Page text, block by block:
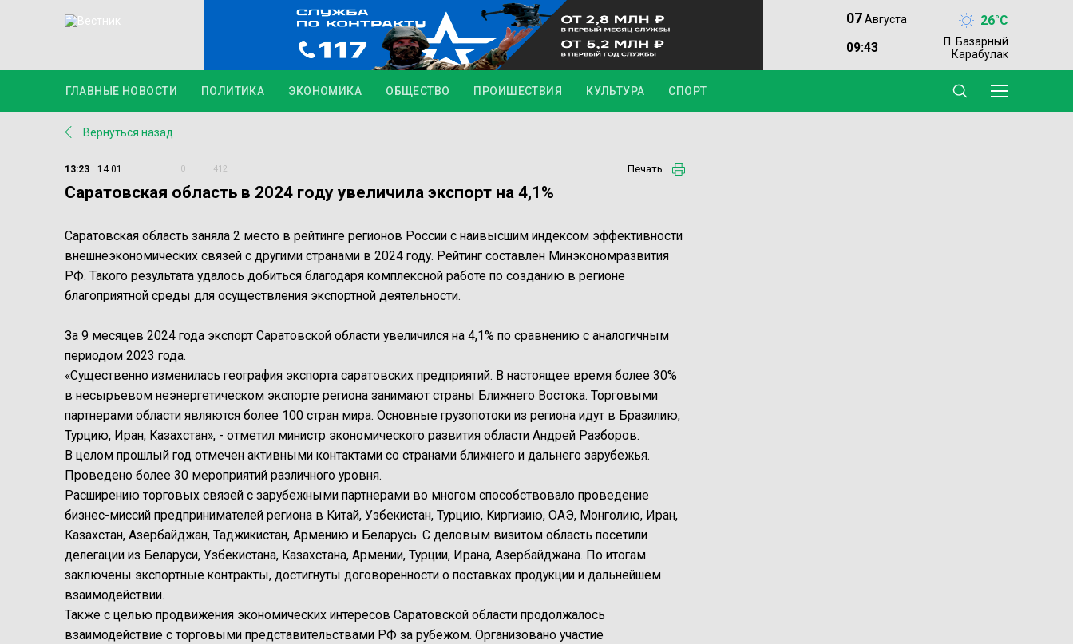
07Августа
26°C
09:43
П. Базарный
Карабулак
ГЛАВНЫЕ НОВОСТИ ПОЛИТИКА ЭКОНОМИКА ОБЩЕСТВО ПРОИШЕСТВИЯ КУЛЬТУРА СПОРТ
Вернуться назад
13:23 14.01 0 412 Печать
Саратовская область в 2024 году увеличила экспорт на 4,1%
Саратовская область заняла 2 место в рейтинге регионов России с наивысшим индексом эффективности
внешнеэкономических связей с другими странами в 2024 году. Рейтинг составлен Минэкономразвития
РФ. Такого результата удалось добиться благодаря комплексной работе по созданию в регионе
благоприятной среды для осуществления экспортной деятельности.
За 9 месяцев 2024 года экспорт Саратовской области увеличился на 4,1% по сравнению с аналогичным
периодом 2023 года.
«Существенно изменилась география экспорта саратовских предприятий. В настоящее время более 30%
в несырьевом неэнергетическом экспорте региона занимают страны Ближнего Востока. Торговыми
партнерами области являются более 100 стран мира. Основные грузопотоки из региона идут в Бразилию,
Турцию, Иран, Казахстан», - отметил министр экономического развития области Андрей Разборов.
В целом прошлый год отмечен активными контактами со странами ближнего и дальнего зарубежья.
Проведено более 30 мероприятий различного уровня.
Расширению торговых связей с зарубежными партнерами во многом способствовало проведение
бизнес-миссий предпринимателей региона в Китай, Узбекистан, Турцию, Киргизию, ОАЭ, Монголию, Иран,
Казахстан, Азербайджан, Таджикистан, Армению и Беларусь. С деловым визитом область посетили
делегации из Беларуси, Узбекистана, Казахстана, Армении, Турции, Ирана, Азербайджана. По итогам
заключены экспортные контракты, достигнуты договоренности о поставках продукции и дальнейшем
взаимодействии.
Также с целью продвижения экономических интересов Саратовской области продолжалось
взаимодействие с торговыми представительствами РФ за рубежом. Организовано участие